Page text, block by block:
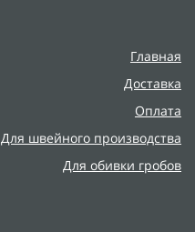
Главная
Доставка
Оплата
Для швейного производства
Для обивки гробов